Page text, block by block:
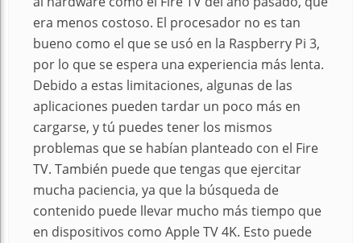
era menos costoso. El procesador no es tan
bueno como el que se usó en la Raspberry Pi 3,
por lo que se espera una experiencia más lenta.
Debido a estas limitaciones, algunas de las
aplicaciones pueden tardar un poco más en
cargarse, y tú puedes tener los mismos
problemas que se habían planteado con el Fire
TV. También puede que tengas que ejercitar
mucha paciencia, ya que la búsqueda de
contenido puede llevar mucho más tiempo que
en dispositivos como Apple TV 4K. Esto puede